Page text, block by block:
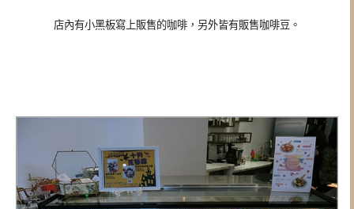
店內有小黑板寫上販售的咖啡，另外皆有販售咖啡豆。